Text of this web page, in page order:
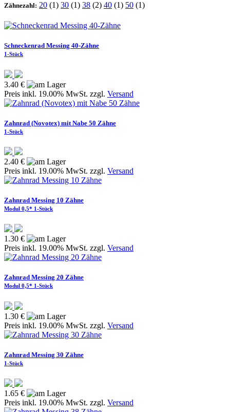
Zähnezahl: 20 (1) 30 (1) 38 (2) 40 (1) 50 (1)
Schneckenrad Messing 40-Zähne
1-Stück
3.40 €
Preis inkl. 19.00% MwSt. zzgl. Versand
Zahnrad (Novotex) mit Nabe 50 Zähne
1-Stück
2.40 €
Preis inkl. 19.00% MwSt. zzgl. Versand
Zahnrad Messing 10 Zähne
Modul 0,5* 1-Stück
1.30 €
Preis inkl. 19.00% MwSt. zzgl. Versand
Zahnrad Messing 20 Zähne
Modul 0,5* 1-Stück
1.30 €
Preis inkl. 19.00% MwSt. zzgl. Versand
Zahnrad Messing 30 Zähne
1-Stück
1.65 €
Preis inkl. 19.00% MwSt. zzgl. Versand